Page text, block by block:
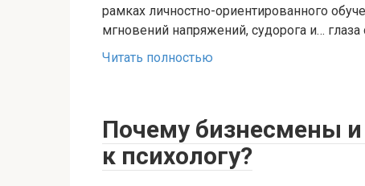
рамках личностно-ориентированного
мгновений напряжений, судорога и…
Читать полностью
Почему бизнесмены
к психологу?